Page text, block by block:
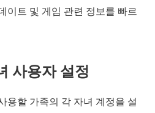
이트 및 게임 관련 정보를 빠르
사용자 설정
용할 가족의 각 자녀 계정을 설